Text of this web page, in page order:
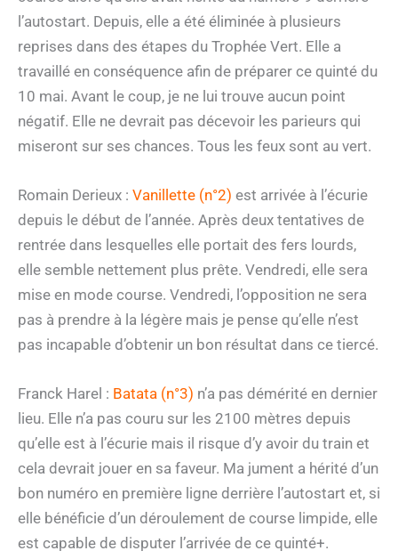
l’autostart. Depuis, elle a été éliminée à plusieurs
reprises dans des étapes du Trophée Vert. Elle a
travaillé en conséquence afin de préparer ce quinté du
10 mai. Avant le coup, je ne lui trouve aucun point
négatif. Elle ne devrait pas décevoir les parieurs qui
miseront sur ses chances. Tous les feux sont au vert.
Romain Derieux : Vanillette (n°2) est arrivée à l’écurie
depuis le début de l’année. Après deux tentatives de
rentrée dans lesquelles elle portait des fers lourds,
elle semble nettement plus prête. Vendredi, elle sera
mise en mode course. Vendredi, l’opposition ne sera
pas à prendre à la légère mais je pense qu’elle n’est
pas incapable d’obtenir un bon résultat dans ce tiercé.
Franck Harel : Batata (n°3) n’a pas démérité en dernier
lieu. Elle n’a pas couru sur les 2100 mètres depuis
qu’elle est à l’écurie mais il risque d’y avoir du train et
cela devrait jouer en sa faveur. Ma jument a hérité d’un
bon numéro en première ligne derrière l’autostart et, si
elle bénéficie d’un déroulement de course limpide, elle
est capable de disputer l’arrivée de ce quinté+.